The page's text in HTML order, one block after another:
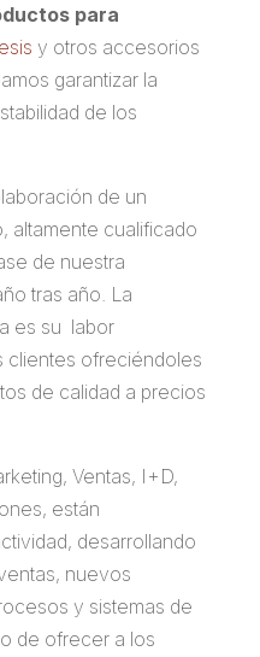
para
y otros accesorios
garantizar la
de los
de un
altamente cualificado
de nuestra
tras año. La
es su labor
clientes ofreciéndoles
de calidad a precios
Ventas, I+D,
están
desarrollando
nuevos
y sistemas de
de ofrecer a los